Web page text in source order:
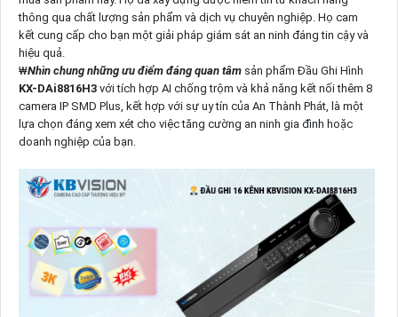
thông qua chất lượng sản phẩm và dịch vụ chuyên nghiệp. Họ cam
kết cung cấp cho bạn một giải pháp giám sát an ninh đáng tin cậy và
hiệu quả.
₩Nhìn chung những ưu điểm đáng quan tâm sản phẩm Đầu Ghi Hình
KX-DAi8816H3 với tích hợp AI chống trộm và khả năng kết nối thêm 8
camera IP SMD Plus, kết hợp với sự uy tín của An Thành Phát, là một
lựa chọn đáng xem xét cho việc tăng cường an ninh gia đình hoặc
doanh nghiệp của bạn.